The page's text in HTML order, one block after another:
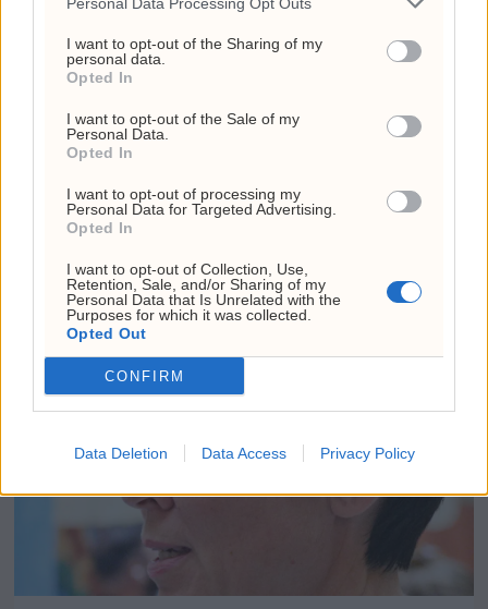
I want to opt-out of the Sharing of my
personal data.
Opted In
I want to opt-out of the Sale of my
Personal Data.
Opted In
I want to opt-out of processing my
Personal Data for Targeted Advertising.
Opted In
I want to opt-out of Collection, Use,
Retention, Sale, and/or Sharing of my
Personal Data that Is Unrelated with the
Purposes for which it was collected.
Opted Out
CONFIRM
Data Deletion Data Access Privacy Policy
podkast